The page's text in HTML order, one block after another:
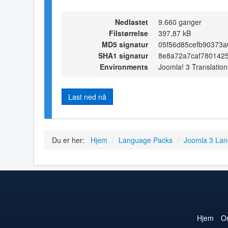
Nedlastet
9.660 ganger
Filstørrelse
397,87 kB
MD5 signatur
SHA1 signatur
Environments
Joomla! 3
Last ned nå
Du er her: Hjem / Language Packs / Joomla 3
Hjem